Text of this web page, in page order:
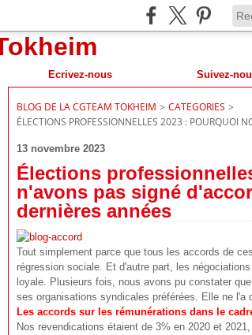
Ecrivez-nous
BLOG DE LA CGTEAM TOKHEIM > CATEGORIES >
ÉLECTIONS PROFESSIONNELLES 2023 : POURQUOI
13 novembre 2023
Élections
n'avons pas signé
dernières années
Tout simplement parce que tous les accords de
régression sociale. Et d'autre part, les
loyale. Plusieurs fois, nous avons pu constater
ses organisations syndicales préférées. Elle ne l'a
Les accords sur les rémunérations dans le
Nos revendications étaient de 3% en 2020 et